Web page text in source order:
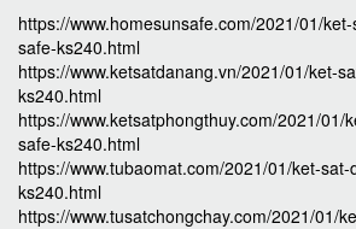
https://www.homesunsafe.com/2021/01/
safe-ks240.html
https://www.ketsatdanang.vn/2021/01/ket-
ks240.html
https://www.ketsatphongthuy.com/2021/01/
safe-ks240.html
https://www.tubaomat.com/2021/01/ket-
ks240.html
https://www.tusatchongchay.com/2021/01/